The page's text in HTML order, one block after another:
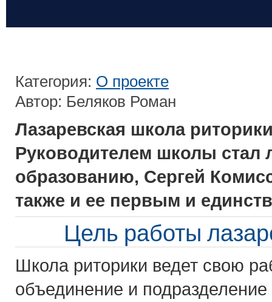
Категория: О проекте
Автор: Беляков Роман
Лазаревская школа
Руководителем школы стал
образованию, Сергей
также и ее первым и
Цель работы
Школа риторики ведет свою
объединение и